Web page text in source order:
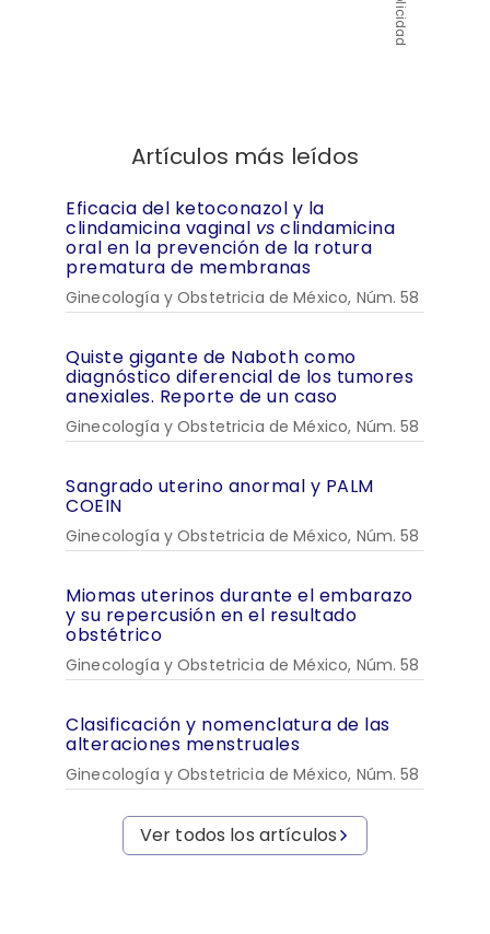
Artículos más leídos
Eficacia del ketoconazol y la
clindamicina vaginal vs clindamicina
oral en la prevención de la rotura
prematura de membranas
Ginecología y Obstetricia de México, Núm. 58
Quiste gigante de Naboth como
diagnóstico diferencial de los tumores
anexiales. Reporte de un caso
Ginecología y Obstetricia de México, Núm. 58
Sangrado uterino anormal y PALM
COEIN
Ginecología y Obstetricia de México, Núm. 58
Miomas uterinos durante el embarazo
y su repercusión en el resultado
obstétrico
Ginecología y Obstetricia de México, Núm. 58
Clasificación y nomenclatura de las
alteraciones menstruales
Ginecología y Obstetricia de México, Núm. 58
Ver todos los artículos